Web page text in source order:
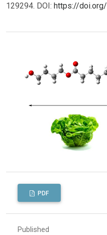
129294. DOI: https://
PDF
Published